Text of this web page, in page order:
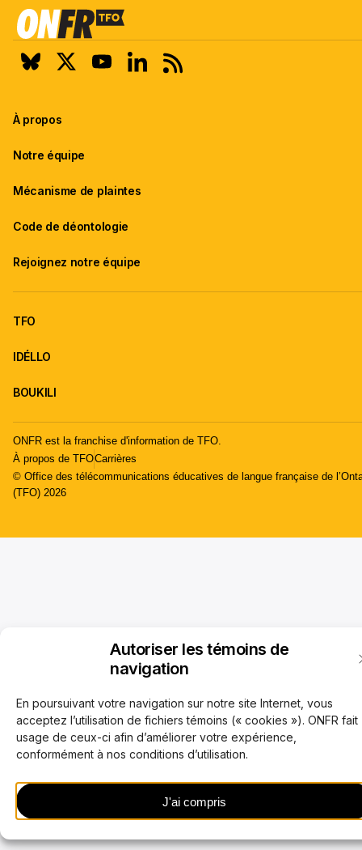
Autoriser les témoins de
navigation
En poursuivant votre navigation sur notre site Internet, vous
acceptez l’utilisation de fichiers témoins (« cookies »). ONFR fait
usage de ceux-ci afin d’améliorer votre expérience,
conformément à nos conditions d’utilisation.
J'ai compris
À propos
Notre équipe
Mécanisme de plaintes
Code de déontologie
Rejoignez notre équipe
TFO
IDÉLLO
BOUKILI
ONFR est la franchise d'information de TFO.
À propos de TFOCarrières
© Office des télécommunications éducatives de langue française de
(TFO) 2026